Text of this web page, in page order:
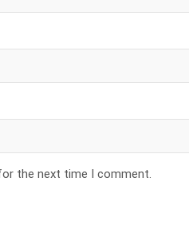
the next time I comment.